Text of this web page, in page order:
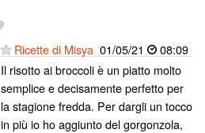
Ricette di Misya 01/05/21
08:09
Il risotto ai broccoli è un piatto molto
semplice e decisamente perfetto per
la stagione fredda. Per dargli un tocco
in più io ho aggiunto del gorgonzola,